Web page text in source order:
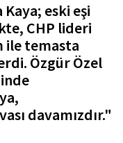
eski eşi
CHP lideri
ile temasta
Özgür Özel
davamızdır."